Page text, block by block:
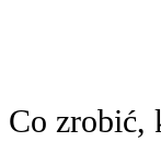
Co zrobić,